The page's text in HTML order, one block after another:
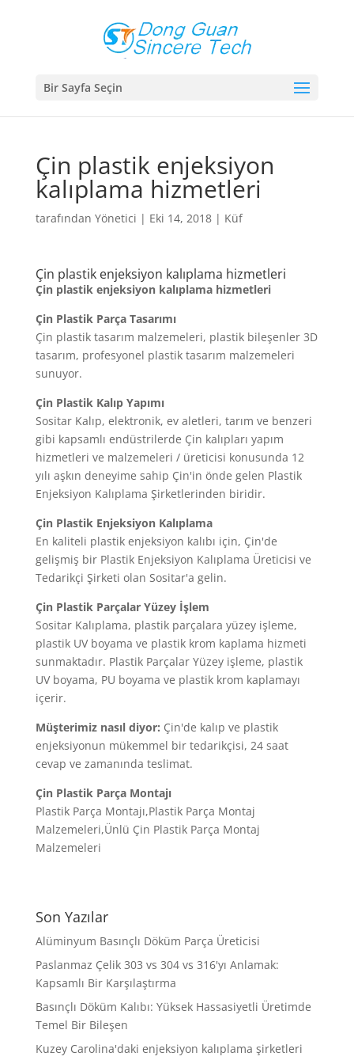
Bir Sayfa Seçin
Çin plastik enjeksiyon
kalıplama hizmetleri
tarafından Yönetici | Eki 14, 2018| Küf
Çin plastik enjeksiyon kalıplama hizmetleri
Çin plastik enjeksiyon kalıplama hizmetleri
Çin Plastik Parça Tasarımı
Çin plastik tasarım malzemeleri, plastik bileşenler 3D
tasarım, profesyonel plastik tasarım malzemeleri
sunuyor.
Çin Plastik Kalıp Yapımı
Sositar Kalıp, elektronik, ev aletleri, tarım ve benzeri
gibi kapsamlı endüstrilerde Çin kalıpları yapım
hizmetleri ve malzemeleri / üreticisi konusunda 12
yılı aşkın deneyime sahip Çin'in önde gelen Plastik
Enjeksiyon Kalıplama Şirketlerinden biridir.
Çin Plastik Enjeksiyon Kalıplama
En kaliteli plastik enjeksiyon kalıbı için, Çin'de
gelişmiş bir Plastik Enjeksiyon Kalıplama Üreticisi ve
Tedarikçi Şirketi olan Sositar'a gelin.
Çin Plastik Parçalar Yüzey İşlem
Sositar Kalıplama, plastik parçalara yüzey işleme,
plastik UV boyama ve plastik krom kaplama hizmeti
sunmaktadır. Plastik Parçalar Yüzey işleme, plastik
UV boyama, PU boyama ve plastik krom kaplamayı
içerir.
Müşterimiz nasıl diyor: Çin'de kalıp ve plastik
enjeksiyonun mükemmel bir tedarikçisi, 24 saat
cevap ve zamanında teslimat.
Çin Plastik Parça Montajı
Plastik Parça Montajı,Plastik Parça Montaj
Malzemeleri,Ünlü Çin Plastik Parça Montaj
Malzemeleri
Son Yazılar
Alüminyum Basınçlı Döküm Parça Üreticisi
Paslanmaz Çelik 303 vs 304 vs 316'yı Anlamak:
Kapsamlı Bir Karşılaştırma
Basınçlı Döküm Kalıbı: Yüksek Hassasiyetli Üretimde
Temel Bir Bileşen
Kuzey Carolina'daki enjeksiyon kalıplama şirketleri